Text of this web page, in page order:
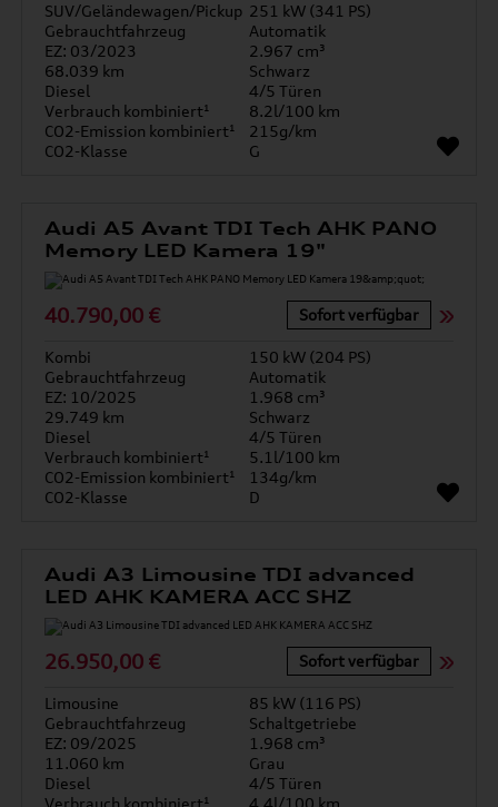
SUV/Geländewagen/Pickup 251 kW (341 PS)
Gebrauchtfahrzeug
Automatik
EZ: 03/2023
2.967 cm³
68.039 km
Schwarz
Diesel
4/5 Türen
Verbrauch kombiniert¹
8.2l/100 km
CO2-Emission kombiniert¹
215g/km
CO2-Klasse
G
Audi A5 Avant TDI Tech AHK PANO
Memory LED Kamera 19"
40.790,00 € Sofort verfügbar
Kombi
150 kW (204 PS)
Gebrauchtfahrzeug
Automatik
EZ: 10/2025
1.968 cm³
29.749 km
Schwarz
Diesel
4/5 Türen
Verbrauch kombiniert¹
5.1l/100 km
CO2-Emission kombiniert¹
134g/km
CO2-Klasse
D
Audi A3 Limousine TDI advanced
LED AHK KAMERA ACC SHZ
26.950,00 € Sofort verfügbar
Limousine
85 kW (116 PS)
Gebrauchtfahrzeug
Schaltgetriebe
EZ: 09/2025
1.968 cm³
11.060 km
Grau
Diesel
4/5 Türen
Verbrauch kombiniert¹
4.4l/100 km